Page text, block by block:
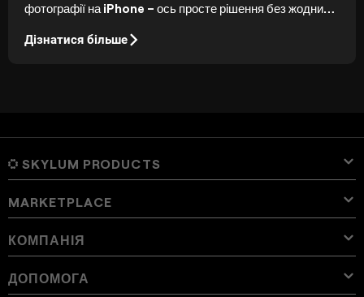
фотографії на iPhone – ось просте рішення без жодних
Дізнатися більше
SKYLUM PRODUCTS
Luminar Neo
Ціна
Професійні інструменти
Огляд
Luminar для iPad
Luminar for iPhone
Aperty
Огляд
Online Tools
MARKETPLACE
Пресети
Lightroom Presets
Luminar Neo Bundles
Шаблони корекції кольору
КОМПАНІЯ
Про Skylum
ДОПОМОГА